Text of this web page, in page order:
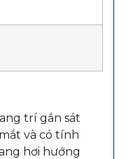
trí gắn sát
và có tính
hơi hướng